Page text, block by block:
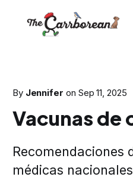
By Jennifer on Sep 11, 2025
Vacunas de
Recomendaciones
médicas